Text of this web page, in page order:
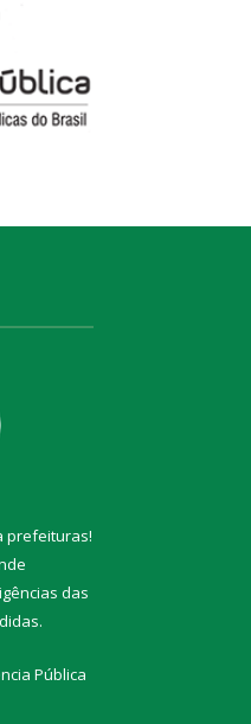
prefeituras!
das
Pública